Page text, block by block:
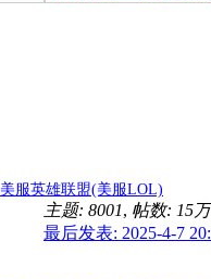
美服英雄联盟(美服LOL)
主题: 8001, 帖数: 15万
最后发表: 2025-4-7